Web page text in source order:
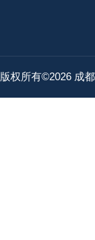
版权所有©2026 成